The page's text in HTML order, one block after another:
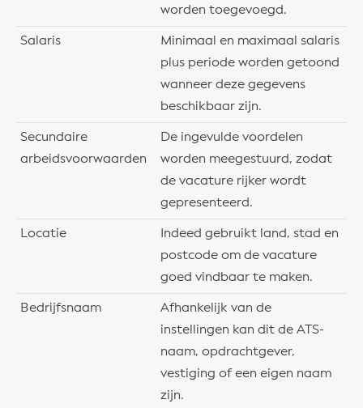
worden toegevoegd.
Salaris
Minimaal en maximaal salaris
plus periode worden getoond
wanneer deze gegevens
beschikbaar zijn.
Secundaire
arbeidsvoorwaarden
De ingevulde voordelen
worden meegestuurd, zodat
de vacature rijker wordt
gepresenteerd.
Locatie
Indeed gebruikt land, stad en
postcode om de vacature
goed vindbaar te maken.
Bedrijfsnaam
Afhankelijk van de
instellingen kan dit de ATS-
naam, opdrachtgever,
vestiging of een eigen naam
zijn.